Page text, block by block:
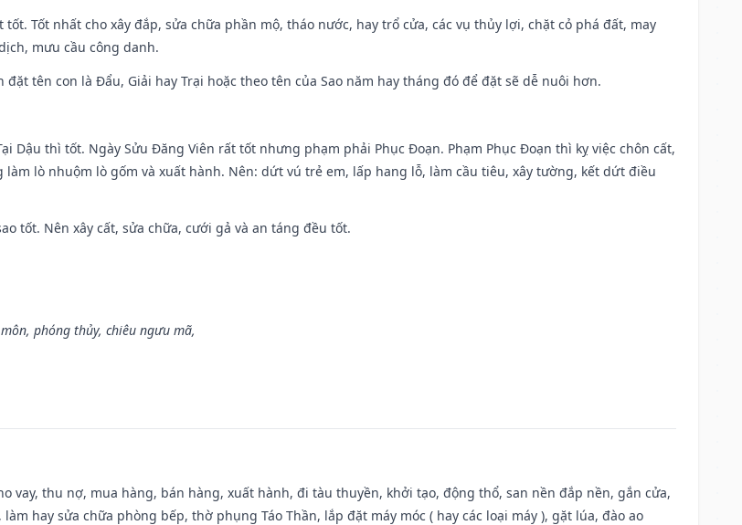
Tốt nhất cho xây đắp, sửa chữa phần mộ, tháo nước, hay trổ cửa, các vụ thủy lợi, chặt cỏ phá đất, may
mưu cầu công danh.
đặt tên con là Đẩu, Giải hay Trại hoặc theo tên của Sao năm hay tháng đó để đặt sẽ dễ nuôi hơn.
Dậu thì tốt. Ngày Sửu Đăng Viên rất tốt nhưng phạm phải Phục Đoạn. Phạm Phục Đoạn thì kỵ việc chôn cất,
lò nhuộm lò gốm và xuất hành. Nên: dứt vú trẻ em, lấp hang lỗ, làm cầu tiêu, xây tường, kết dứt điều
tốt. Nên xây cất, sửa chữa, cưới gả và an táng đều tốt.
phóng thủy, chiêu ngưu mã,
vay, thu nợ, mua hàng, bán hàng, xuất hành, đi tàu thuyền, khởi tạo, động thổ, san nền đắp nền, gắn cửa,
hay sửa chữa phòng bếp, thờ phụng Táo Thần, lắp đặt máy móc ( hay các loại máy ), gặt lúa, đào ao